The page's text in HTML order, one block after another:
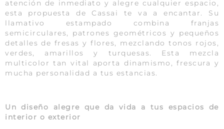
atención de inmediato y alegre cualquier espacio,
esta propuesta de Cassai te va a encantar. Su
llamativo estampado combina franjas
semicirculares, patrones geométricos y pequeños
detalles de fresas y flores, mezclando tonos rojos,
verdes, amarillos y turquesas. Esta mezcla
multicolor tan vital aporta dinamismo, frescura y
mucha personalidad a tus estancias.
Un diseño alegre que da vida a tus espacios de
interior o exterior